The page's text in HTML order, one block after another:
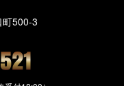
500-3